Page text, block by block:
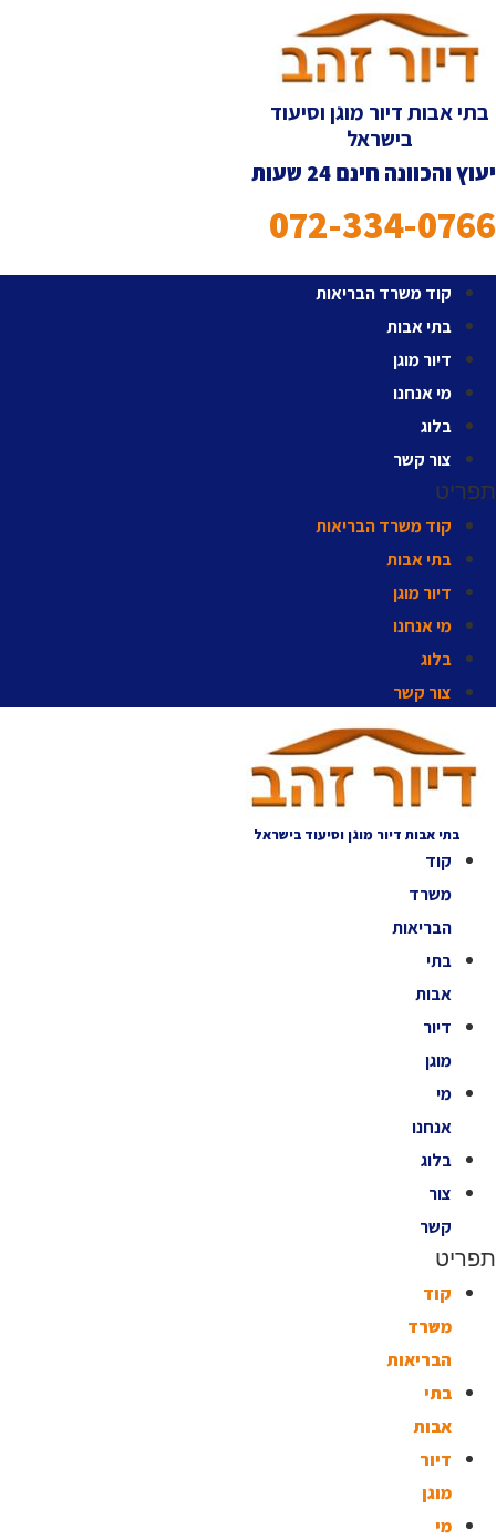
אבות דיור מוגן וסיעוד
בישראל
והכוונה חינם 24 שעות
072-334-
קוד משרד הבריאות
בתי אבות
דיור מוגן
מי אנחנו
בלוג
צור קשר
קוד משרד הבריאות
בתי אבות
דיור מוגן
מי אנחנו
בלוג
צור קשר
בתי אבות דיור מוגן וסיעוד בישראל
קוד
משרד
הבריאות
בתי
אבות
דיור
מוגן
מי
אנחנו
בלוג
צור
קשר
קוד
משרד
הבריאות
בתי
אבות
דיור
מוגן
מי